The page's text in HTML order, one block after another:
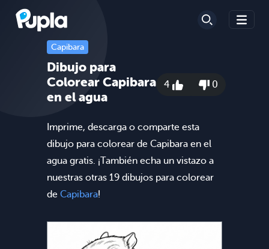
Capibara
Dibujo para
Colorear Capibara
en el agua
4 0
Imprime, descarga o comparte esta
dibujo para colorear de Capibara en el
agua gratis. ¡También echa un vistazo a
nuestras otras 19 dibujos para colorear
de Capibara!